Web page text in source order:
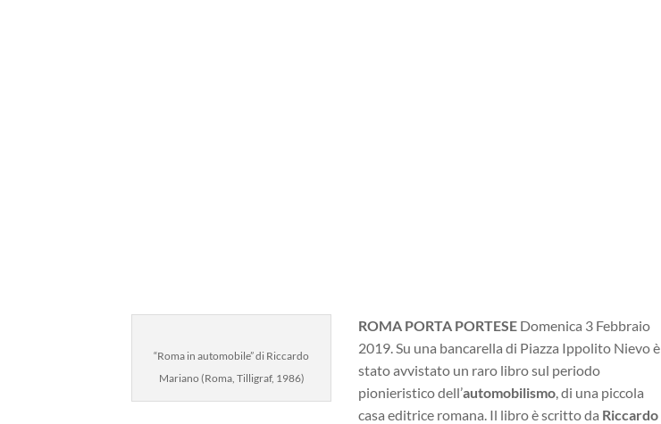
“Roma in automobile” di Riccardo
Mariano (Roma, Tilligraf, 1986)
ROMA PORTA PORTESE Domenica 3 Febbraio
2019. Su una bancarella di Piazza Ippolito Nievo è
stato avvistato un raro libro sul periodo
pionieristico dell’automobilismo , di una piccola
casa editrice romana. Il libro è scritto da Riccardo